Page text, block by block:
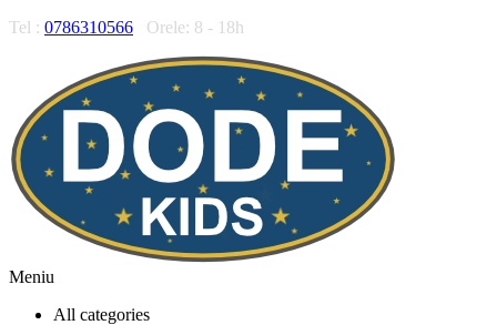
Tel : 0786310566 Orele: 8 - 18h
Meniu
All categories